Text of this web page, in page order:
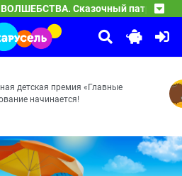
Сказочный патруль
Сказочный патруль
— Доспехи богатыря — Баю-
детская премия «Главные
начинается!